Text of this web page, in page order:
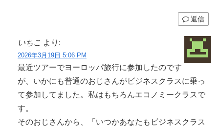
返信
いちこ より:
2026年3月19日 5:06 PM
最近ツアーでヨーロッパ旅行に参加したのです
が、いかにも普通のおじさんがビジネスクラスに乗っ
て参加してました。私はもちろんエコノミークラスで
す。
そのおじさんから、「いつかあなたもビジネスクラス